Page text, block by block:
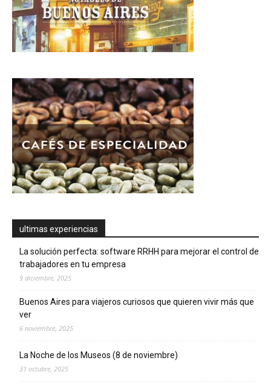
ultimas experiencias
La solución perfecta: software RRHH para mejorar el control de
trabajadores en tu empresa
9 diciembre, 2025
Buenos Aires para viajeros curiosos que quieren vivir más que
ver
6 noviembre, 2025
La Noche de los Museos (8 de noviembre)
31 octubre, 2025